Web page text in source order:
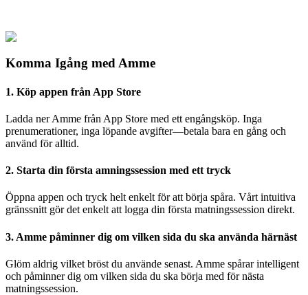
Komma Igång med Amme
1. Köp appen från App Store
Ladda ner Amme från App Store med ett engångsköp. Inga
prenumerationer, inga löpande avgifter—betala bara en gång och
använd för alltid.
2. Starta din första amningssession med ett tryck
Öppna appen och tryck helt enkelt för att börja spåra. Vårt intuitiva
gränssnitt gör det enkelt att logga din första matningssession direkt.
3. Amme påminner dig om vilken sida du ska använda härnäst
Glöm aldrig vilket bröst du använde senast. Amme spårar intelligent
och påminner dig om vilken sida du ska börja med för nästa
matningssession.